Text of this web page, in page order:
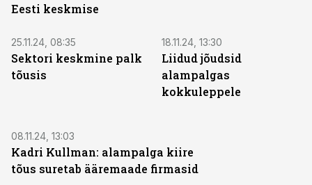
Eesti keskmise
25.11.24, 08:35
Sektori keskmine palk
tõusis
18.11.24, 13:30
Liidud jõudsid
alampalgas
kokkuleppele
08.11.24, 13:03
Kadri Kullman: alampalga kiire
tõus suretab ääremaade firmasid